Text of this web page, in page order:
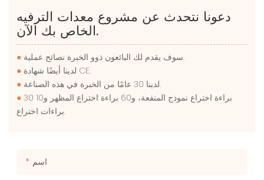
دعونا نتحدث عن مشروع معدات الترفيه
الخاص بك الآن.
●
سوف يقدم لك البائعون ذوو الخبرة نصائح عملية.
●
لدينا أيضًا شهادة CE.
●
لدينا 30 عامًا من الخبرة في هذه الصناعة.
● 30 براءة اختراع نموذج المنفعة، و60 براءة اختراع المظهر و10
براءات اختراع.
اسم